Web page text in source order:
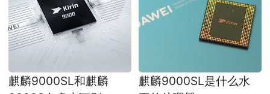
麒麟9000SL和麒麟
麒麟9000SL是什么水